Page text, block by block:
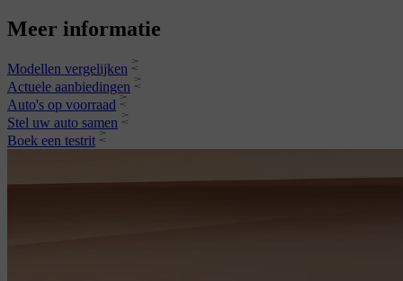
Meer informatie
Modellen vergelijken
Actuele aanbiedingen
Auto's op voorraad
Stel uw auto samen
Boek een testrit